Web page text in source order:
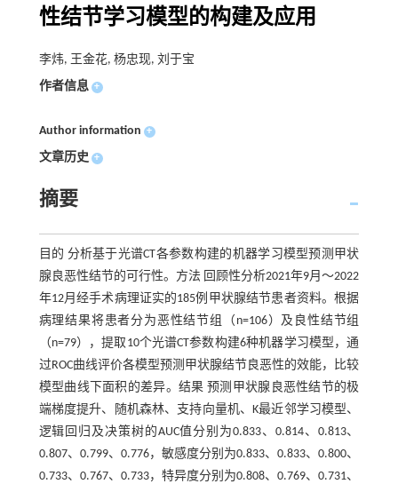
性结节学习模型的构建及应用
李炜, 王金花, 杨忠现, 刘于宝
作者信息 +
Author information +
文章历史 +
摘要
目的 分析基于光谱CT各参数构建的机器学习模型预测甲状
腺良恶性结节的可行性。方法 回顾性分析2021年9月～2022
年12月经手术病理证实的185例甲状腺结节患者资料。根据
病理结果将患者分为恶性结节组（n=106）及良性结节组
（n=79），提取10个光谱CT参数构建6种机器学习模型，通
过ROC曲线评价各模型预测甲状腺结节良恶性的效能，比较
模型曲线下面积的差异。结果 预测甲状腺良恶性结节的极
端梯度提升、随机森林、支持向量机、K最近邻学习模型、
逻辑回归及决策树的AUC值分别为0.833、0.814、0.813、
0.807、0.799、0.776，敏感度分别为0.833、0.833、0.800、
0.733、0.767、0.733，特异度分别为0.808、0.769、0.731、